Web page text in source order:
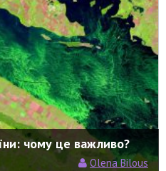
чому це важливо?
Olena Bilous